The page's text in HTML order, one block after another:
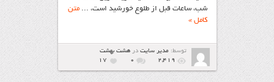
شب، ساعات قبل از طلوع خورشید است، ...متن
کامل »
توسط: مدیر سایتدرهشت بهشت
2,419
۰ 17